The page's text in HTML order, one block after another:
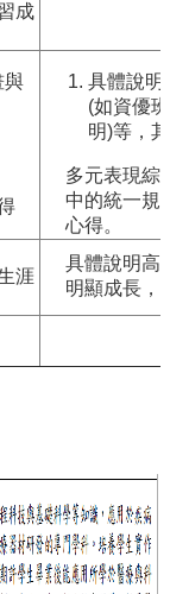
成
與
具體說明
(如資優
明)等，
多元表現綜
中的統一規
心得。
涯
具體說明高
明顯成長，